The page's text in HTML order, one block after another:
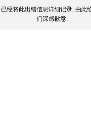
已经将此出错信息详细记录, 由此
们深感歉意.